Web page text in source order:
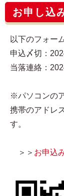
お申し込
以下のフォー
申込〆切：
当落連絡：
※パソコンの
携帯のアドレ
す。
＞＞ お申込